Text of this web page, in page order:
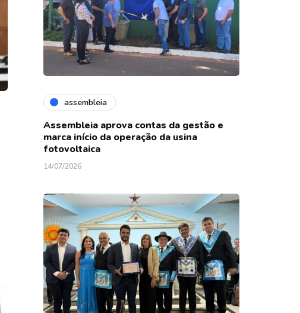
assembleia
Assembleia aprova contas da gestão e
marca início da operação da usina
fotovoltaica
14/07/2026